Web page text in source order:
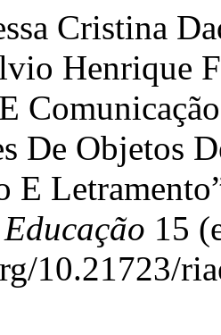
Cristina
Henrique
De Objetos
E
15
10.21723/